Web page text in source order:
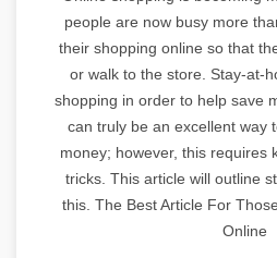
people are now busy more
their shopping online so that
or walk to the store. Stay-at-
shopping in order to help save
can truly be an excellent way
money; however, this requires
tricks. This article will outline
this. The Best Article For
Online